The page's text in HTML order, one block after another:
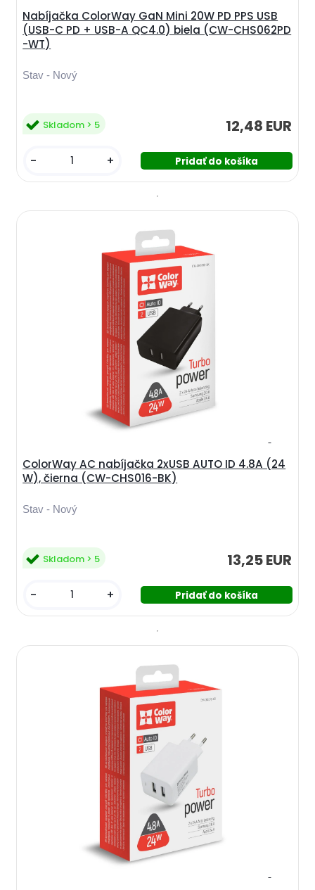
Nabíjačka ColorWay GaN Mini 20W PD PPS USB
(USB-C PD + USB-A QC4.0) biela (CW-CHS062PD
-WT)
Stav - Nový
12,48 EUR
Skladom > 5
- +
ColorWay AC nabíjačka 2xUSB AUTO ID 4.8A (24
W), čierna (CW-CHS016-BK)
Stav - Nový
13,25 EUR
Skladom > 5
- +